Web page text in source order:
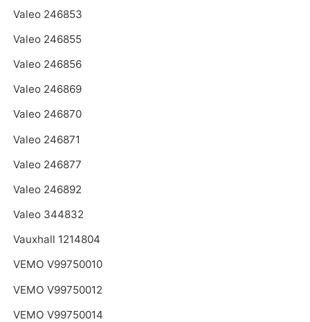
Valeo 246853
Valeo 246855
Valeo 246856
Valeo 246869
Valeo 246870
Valeo 246871
Valeo 246877
Valeo 246892
Valeo 344832
Vauxhall 1214804
VEMO V99750010
VEMO V99750012
VEMO V99750014